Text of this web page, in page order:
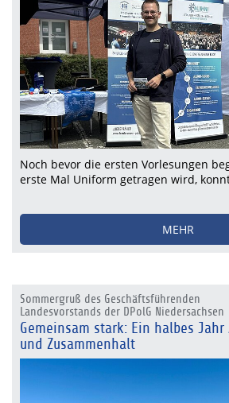
Noch bevor die ersten Vorlesungen
erste Mal Uniform getragen wird,
MEHR
Sommergruß des Geschäftsführenden
Landesvorstands der DPolG Niedersachsen
Gemeinsam stark: Ein halbes
und Zusammenhalt